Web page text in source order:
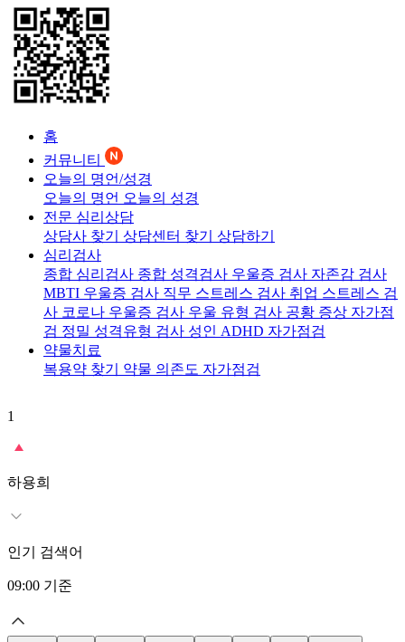
홈
커뮤니티
오늘의 명언/성경
오늘의 명언 오늘의 성경
전문 심리상담
상담사 찾기 상담센터 찾기 상담하기
심리검사
종합 심리검사 종합 성격검사 우울증 검사 자존감 검사
MBTI 우울증 검사 직무 스트레스 검사 취업 스트레스 검
사 코로나 우울증 검사 우울 유형 검사 공황 증상 자가점
검 정밀 성격유형 검사 성인 ADHD 자가점검
약물치료
복용약 찾기 약물 의존도 자가점검
1
하용희
인기 검색어
09:00 기준